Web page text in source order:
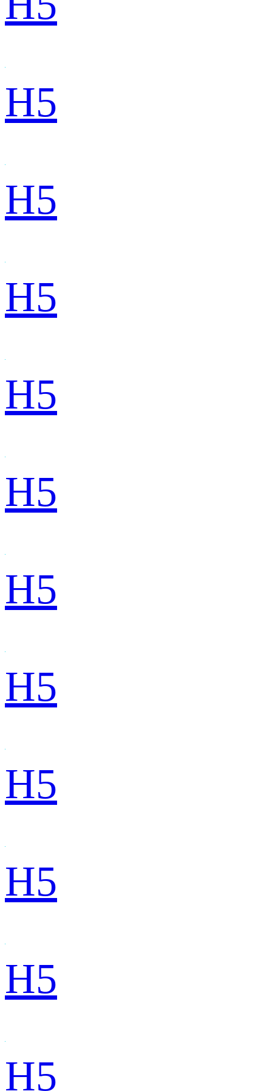
H5
H5
H5
H5
H5
H5
H5
H5
H5
H5
H5